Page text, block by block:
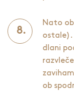
Nato
ostale).
dlani
ob